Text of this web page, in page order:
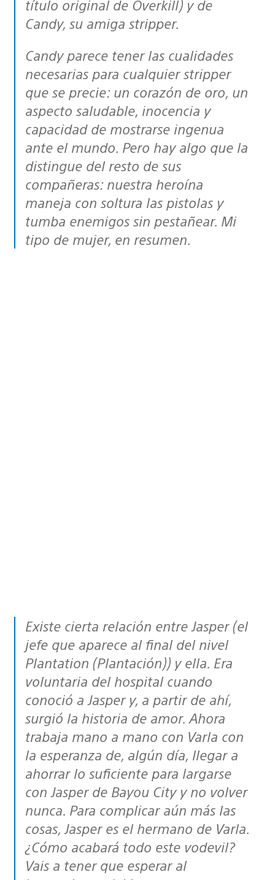
título original de Overkill) y de
Candy, su amiga stripper.
Candy parece tener las cualidades
necesarias para cualquier stripper
que se precie: un corazón de oro, un
aspecto saludable, inocencia y
capacidad de mostrarse ingenua
ante el mundo. Pero hay algo que la
distingue del resto de sus
compañeras: nuestra heroína
maneja con soltura las pistolas y
tumba enemigos sin pestañear. Mi
tipo de mujer, en resumen.
Existe cierta relación entre Jasper (el
jefe que aparece al final del nivel
Plantation (Plantación)) y ella. Era
voluntaria del hospital cuando
conoció a Jasper y, a partir de ahí,
surgió la historia de amor. Ahora
trabaja mano a mano con Varla con
la esperanza de, algún día, llegar a
ahorrar lo suficiente para largarse
con Jasper de Bayou City y no volver
nunca. Para complicar aún más las
cosas, Jasper es el hermano de Varla.
¿Cómo acabará todo este vodevil?
Vais a tener que esperar al